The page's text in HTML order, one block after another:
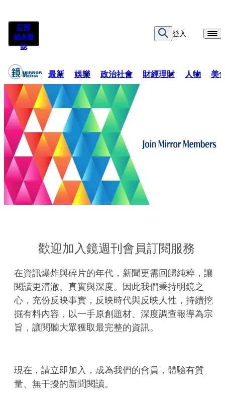
訂閱
紙本雜
誌
登入
最新 娛樂 政治社會 財經理財 人物 美
歡迎加入鏡週刊會員訂閱服務
在資訊爆炸與碎片的年代，新聞更需回歸純粹，讓
閱讀更清澈、真實與深度。因此我們秉持明鏡之
心，充份反映事實，反映時代與反映人性，持續挖
掘有料內容，以一手原創題材、深度調查報導為宗
旨，讓閱聽大眾獲取最完整的資訊。
現在，請立即加入，成為我們的會員，體驗有質
量、無干擾的新聞閱讀。